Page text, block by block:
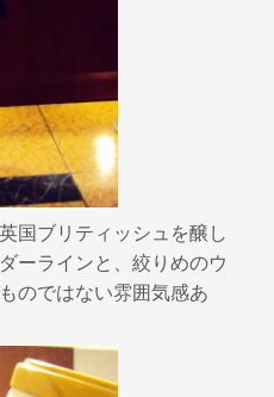
国ブリティッシュを醸し
ーラインと、絞りめのウ
のではない雰囲気感あ